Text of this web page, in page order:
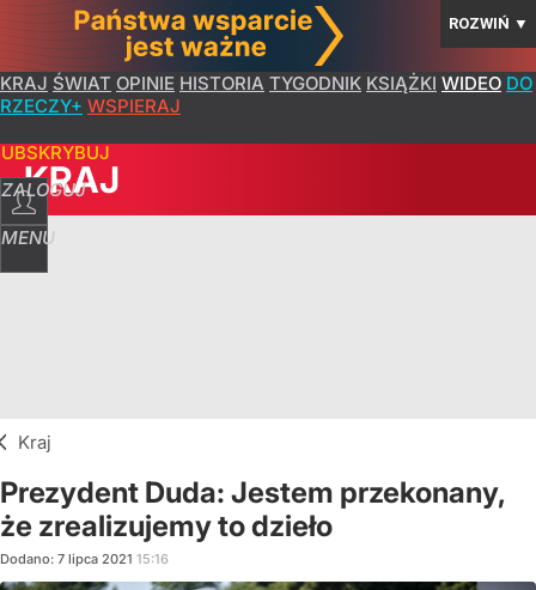
ROZWIŃ ▼
KRAJ ŚWIAT OPINIE HISTORIA TYGODNIK KSIĄŻKI WIDEO DO
RZECZY+ WSPIERAJ
ZALOGUJ
MENU
KRAJ
Kraj
Prezydent Duda: Jestem przekonany,
że zrealizujemy to dzieło
Dodano: 7 lipca 2021 15:16